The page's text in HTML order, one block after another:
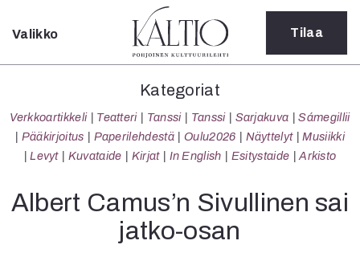
Sulje
Kategoriat
Verkkoartikkeli
Teatteri
Tanssi
Sarjakuva
Sámegillii
Pääkirjoitus
Valikko Tilaa
Kategoriat
Verkkoartikkeli Teatteri Tanssi Tanssi Sarjakuva
Sámegillii
Pääkirjoitus
Paperilehdestä Oulu2026 Näyttelyt
Musiikki
Levyt
Kuvataide Kirjat In English Esitystaide Arkisto
Albert Camus’n Sivullinen sai
jatko-osan